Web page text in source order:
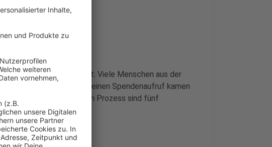
in Leverkusen
Bestürzung gesorgt. Viele Menschen aus der
unterstützt. Durch einen Spendenaufruf kamen
Kinder zusammen. Für den Prozess sind fünf
Ende April erwartet.